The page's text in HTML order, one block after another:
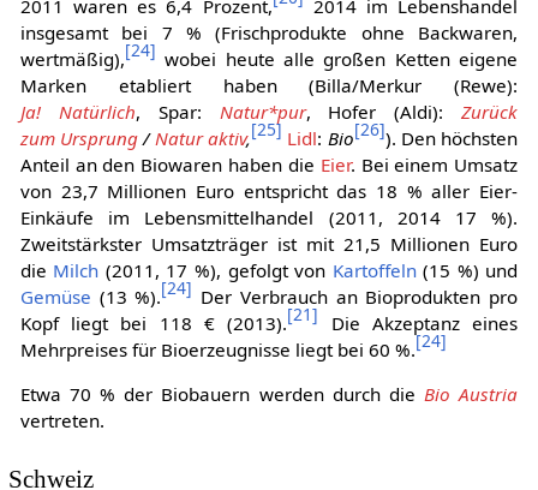
2011 waren es 6,4 Prozent,
2014 im Lebenshandel
insgesamt bei 7 % (Frischprodukte ohne Backwaren,
wertmäßig),[24] wobei heute alle großen Ketten eigene
Marken etabliert haben (Billa/Merkur (Rewe):
Ja! Natürlich, Spar: Natur*pur, Hofer (Aldi):Zurück
zum Ursprung/Natur aktiv,[25] Lidl: Bio[26]). Den höchsten
Anteil an den Biowaren haben die Eier. Bei einem Umsatz
von 23,7 Millionen Euro entspricht das 18 % aller Eier-
Einkäufe im Lebensmittelhandel (2011, 2014 17 %).
Zweitstärkster Umsatzträger ist mit 21,5 Millionen Euro
die Milch (2011, 17 %), gefolgt von Kartoffeln(15 %) und
Gemüse (13 %).[24] Der Verbrauch an Bioprodukten pro
Kopf liegt bei 118 € (2013).[21] Die Akzeptanz eines
Mehrpreises für Bioerzeugnisse liegt bei 60 %.[24]
Etwa 70 % der Biobauern werden durch dieBio Austria
vertreten.
Schweiz